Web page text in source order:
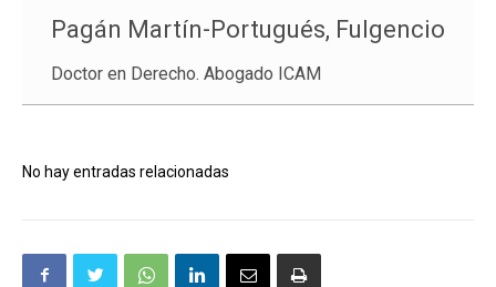
Pagán Martín-Portugués, Fulgencio
Doctor en Derecho. Abogado ICAM
No hay entradas relacionadas